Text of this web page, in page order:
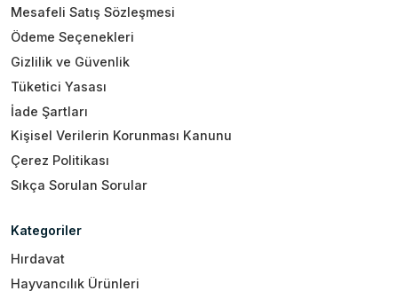
Mesafeli Satış Sözleşmesi
Ödeme Seçenekleri
Gizlilik ve Güvenlik
Tüketici Yasası
İade Şartları
Kişisel Verilerin Korunması Kanunu
Çerez Politikası
Sıkça Sorulan Sorular
Kategoriler
Hırdavat
Hayvancılık Ürünleri